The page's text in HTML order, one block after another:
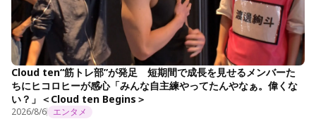
Cloud ten“筋トレ部”が発足 短期間で成長を見せるメンバーた
ちにヒコロヒーが感心「みんな自主練やってたんやなぁ。偉くな
い？」＜Cloud ten Begins＞
2026/8/6 エンタメ